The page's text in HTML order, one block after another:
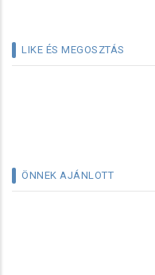
LIKE ÉS MEGOSZTÁS
ÖNNEK AJÁNLOTT